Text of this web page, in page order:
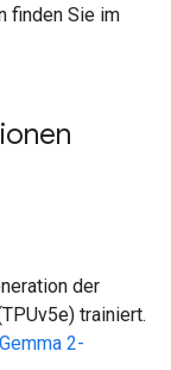
finden Sie im
der
trainiert.
Gemma 2-